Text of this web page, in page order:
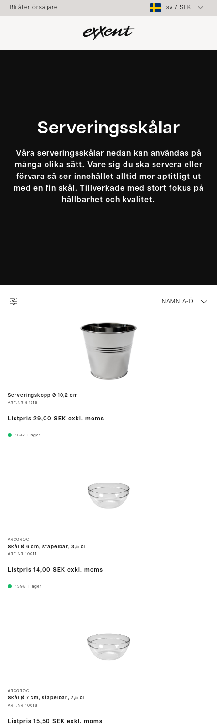
Bli återförsäljare sv / SEK
Serveringsskålar
Våra serveringsskålar nedan kan användas på
många olika sätt. Vare sig du ska servera eller
förvara så ser innehållet alltid mer aptitligt ut
med en fin skål. Tillverkade med stort fokus på
hållbarhet och kvalitet.
NAMN A-Ö
Serveringskopp Ø 10,2 cm
ART.NR 54216
Listpris 29,00 SEK exkl. moms
1647 I lager
ARCOROC
Skål Ø 6 cm, stapelbar, 3,5 cl
ART.NR 10011
Listpris 14,00 SEK exkl. moms
1398 I lager
ARCOROC
Skål Ø 7 cm, stapelbar, 7,5 cl
ART.NR 10018
Listpris 15,50 SEK exkl. moms